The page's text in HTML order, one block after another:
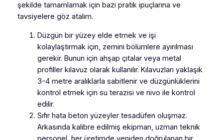
şekilde tamamlamak için bazı pratik ipuçlarına ve
tavsiyelere göz atalım.
Düzgün bir yüzey elde etmek ve işi
kolaylaştırmak için, zemini bölümlere ayırılması
gerekir. Bunun için ahşap çıtalar veya metal
profiller kılavuz olarak kullanılır. Kılavuzları yaklaşık
3-4 metre aralıklarla sabitlenir ve düzgünlüklerini
kontrol etmek için su terazisi ve nivo ile kontrol
edilir.
Sıfır hata beton yüzeyler tesadüfen oluşmaz.
Arkasında kalibre edilmiş ekipman, uzman teknik